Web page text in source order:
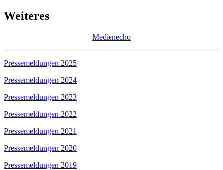
Weiteres
Medienecho
Pressemeldungen 2025
Pressemeldungen 2024
Pressemeldungen 2023
Pressemeldungen 2022
Pressemeldungen 2021
Pressemeldungen 2020
Pressemeldungen 2019